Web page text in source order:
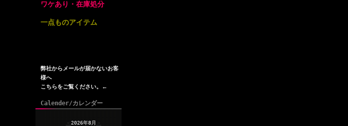
ワケあり・在庫処分
一点ものアイテム
弊社からメールが届かないお客
様へ
こちらをご覧ください。←
Calender/カレンダー
＜2026年8月＞